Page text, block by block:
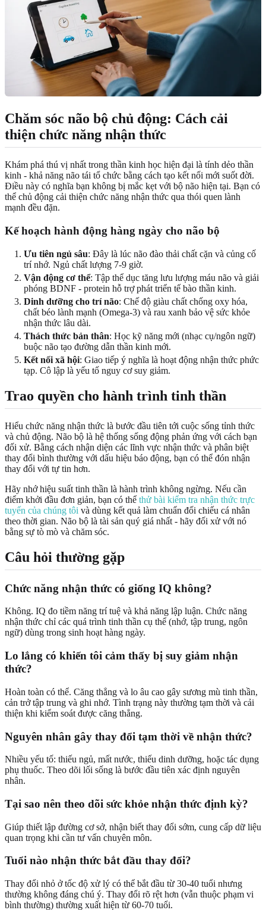
Chăm sóc não bộ chủ động: Cách cải
thiện chức năng nhận thức
Khám phá thú vị nhất trong thần kinh học hiện đại là tính dẻo thần
kinh - khả năng não tái tổ chức bằng cách tạo kết nối mới suốt đời.
Điều này có nghĩa bạn không bị mắc kẹt với bộ não hiện tại. Bạn có
thể chủ động cải thiện chức năng nhận thức qua thói quen lành
mạnh đều đặn.
Kế hoạch hành động hàng ngày cho não bộ
Ưu tiên ngủ sâu: Đây là lúc não đào thải chất cặn và củng cố
trí nhớ. Ngủ chất lượng 7-9 giờ.
Vận động cơ thể: Tập thể dục tăng lưu lượng máu não và giải
phóng BDNF - protein hỗ trợ phát triển tế bào thần kinh.
Dinh dưỡng cho trí não: Chế độ giàu chất chống oxy hóa,
chất béo lành mạnh (Omega-3) và rau xanh bảo vệ sức khỏe
nhận thức lâu dài.
Thách thức bản thân: Học kỹ năng mới (nhạc cụ/ngôn ngữ)
buộc não tạo đường dẫn thần kinh mới.
Kết nối xã hội: Giao tiếp ý nghĩa là hoạt động nhận thức phức
tạp. Cô lập là yếu tố nguy cơ suy giảm.
Trao quyền cho hành trình tinh thần
Hiểu chức năng nhận thức là bước đầu tiên tới cuộc sống tỉnh thức
và chủ động. Não bộ là hệ thống sống động phản ứng với cách bạn
đối xử. Bằng cách nhận diện các lĩnh vực nhận thức và phân biệt
thay đổi bình thường với dấu hiệu báo động, bạn có thể đón nhận
thay đổi với tự tin hơn.
Hãy nhớ hiệu suất tinh thần là hành trình không ngừng. Nếu cần
điểm khởi đầu đơn giản, bạn có thể thử bài kiểm tra nhận thức trực
tuyến của chúng tôi và dùng kết quả làm chuẩn đối chiếu cá nhân
theo thời gian. Não bộ là tài sản quý giá nhất - hãy đối xử với nó
bằng sự tò mò và chăm sóc.
Câu hỏi thường gặp
Chức năng nhận thức có giống IQ không?
Không. IQ đo tiềm năng trí tuệ và khả năng lập luận. Chức năng
nhận thức chỉ các quá trình tinh thần cụ thể (nhớ, tập trung, ngôn
ngữ) dùng trong sinh hoạt hàng ngày.
Lo lắng có khiến tôi cảm thấy bị suy giảm nhận
thức?
Hoàn toàn có thể. Căng thẳng và lo âu cao gây sương mù tinh thần,
cản trở tập trung và ghi nhớ. Tình trạng này thường tạm thời và cải
thiện khi kiểm soát được căng thẳng.
Nguyên nhân gây thay đổi tạm thời về nhận thức?
Nhiều yếu tố: thiếu ngủ, mất nước, thiếu dinh dưỡng, hoặc tác dụng
phụ thuốc. Theo dõi lối sống là bước đầu tiên xác định nguyên
nhân.
Tại sao nên theo dõi sức khỏe nhận thức định kỳ?
Giúp thiết lập đường cơ sở, nhận biết thay đổi sớm, cung cấp dữ liệu
quan trọng khi cần tư vấn chuyên môn.
Tuổi nào nhận thức bắt đầu thay đổi?
Thay đổi nhỏ ở tốc độ xử lý có thể bắt đầu từ 30-40 tuổi nhưng
thường không đáng chú ý. Thay đổi rõ rệt hơn (vẫn thuộc phạm vi
bình thường) thường xuất hiện từ 60-70 tuổi.